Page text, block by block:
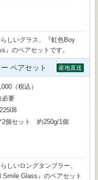
しいグラス、『虹色Boy
のペアセットです。
ー ペアセット 産地直送
（税込）
必要
2個セット 約250g/1個
しいロングタンブラー、
Smile Glass』のペアセット